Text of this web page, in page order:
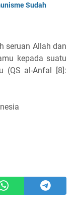
Sudah
seruan Allah dan
kepada suatu
(QS al-Anfal [8]: